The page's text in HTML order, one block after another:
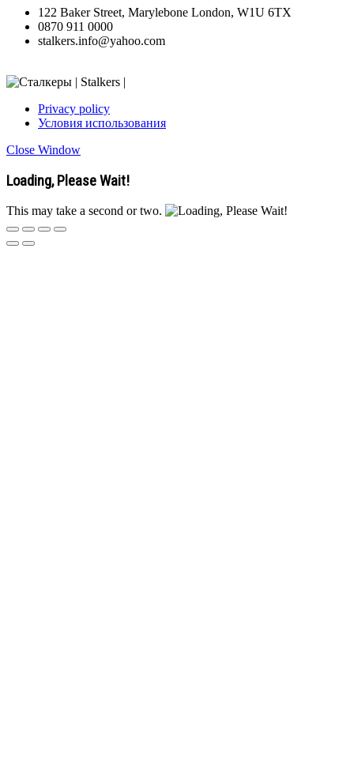
122 Baker Street, Marylebone London, W1U 6TX
0870 911 0000
stalkers.info@yahoo.com
Privacy policy
Условия использования
Close Window
Loading, Please Wait!
This may take a second or two.